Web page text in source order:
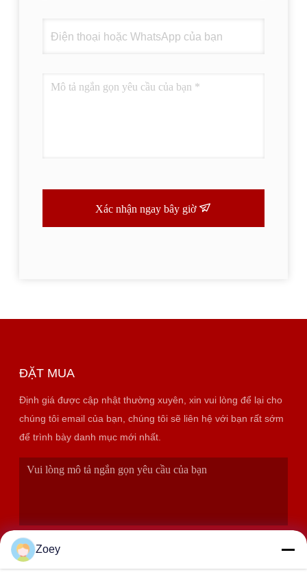
Xác nhận ngay bây giờ
ĐẶT MUA
Định giá được cập nhật thường xuyên, xin vui lòng để lại cho
chúng tôi email của bạn, chúng tôi sẽ liên hệ với bạn rất sớm
để trình bày danh mục mới nhất.
Zoey